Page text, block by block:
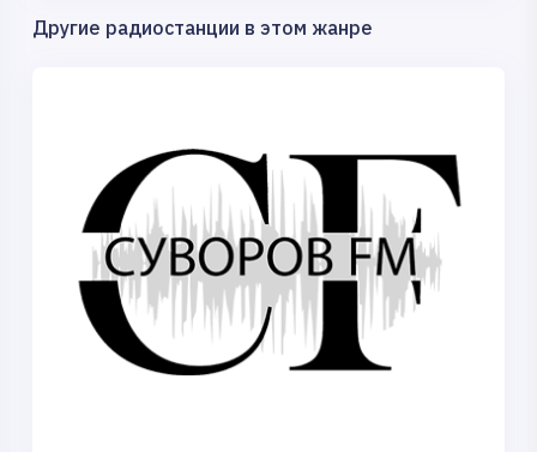
Другие радиостанции в этом жанре